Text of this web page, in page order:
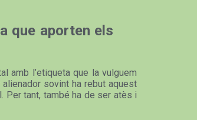
que aporten els
amb l’etiqueta que la vulguem
alienador sovint ha rebut aquest
Per tant, també ha de ser atès i